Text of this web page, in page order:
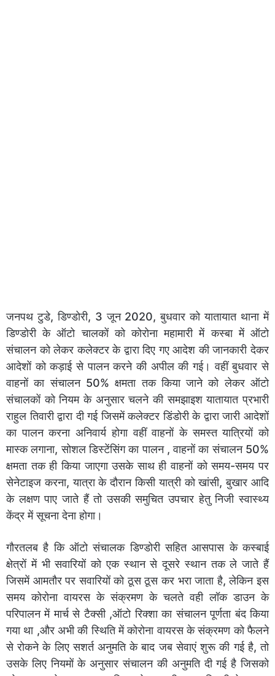
जनपथ टुडे, डिण्डोरी, 3 जून 2020, बुधवार को यातायात थाना में
डिण्डोरी के ऑटो चालकों को कोरोना महामारी में कस्बा में ऑटो
संचालन को लेकर कलेक्टर के द्वारा दिए गए आदेश की जानकारी देकर
आदेशों को कड़ाई से पालन करने की अपील की गई। वहीं बुधवार से
वाहनों का संचालन 50% क्षमता तक किया जाने को लेकर ऑटो
संचालकों को नियम के अनुसार चलने की समझाइश यातायात प्रभारी
राहुल तिवारी द्वारा दी गई जिसमें कलेक्टर डिंडोरी के द्वारा जारी आदेशों
का पालन करना अनिवार्य होगा वहीं वाहनों के समस्त यात्रियों को
मास्क लगाना, सोशल डिस्टेंसिंग का पालन , वाहनों का संचालन 50%
क्षमता तक ही किया जाएगा उसके साथ ही वाहनों को समय-समय पर
सेनेटाइज करना, यात्रा के दौरान किसी यात्री को खांसी, बुखार आदि
के लक्षण पाए जाते हैं तो उसकी समुचित उपचार हेतु निजी स्वास्थ्य
केंद्र में सूचना देना होगा।
गौरतलब है कि ऑटो संचालक डिण्डोरी सहित आसपास के कस्बाई
क्षेत्रों में भी सवारियों को एक स्थान से दूसरे स्थान तक ले जाते हैं
जिसमें आमतौर पर सवारियों को ठूस ठूस कर भरा जाता है, लेकिन इस
समय कोरोना वायरस के संक्रमण के चलते वही लॉक डाउन के
परिपालन में मार्च से टैक्सी ,ऑटो रिक्शा का संचालन पूर्णता बंद किया
गया था ,और अभी की स्थिति में कोरोना वायरस के संक्रमण को फैलने
से रोकने के लिए सशर्त अनुमति के बाद जब सेवाएं शुरू की गई है, तो
उसके लिए नियमों के अनुसार संचालन की अनुमति दी गई है जिसको